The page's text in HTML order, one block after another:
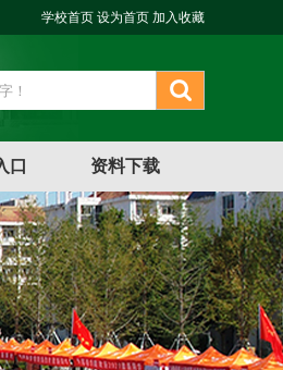
学校首页 设为首页 加入收藏
口 资料下载